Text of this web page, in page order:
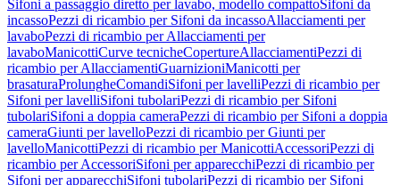
Sifoni a passaggio diretto per lavabo, modello compattoSifoni da
incassoPezzi di ricambio per Sifoni da incassoAllacciamenti per
lavaboPezzi di ricambio per Allacciamenti per
lavaboManicottiCurve tecnicheCopertureAllacciamentiPezzi di
ricambio per AllacciamentiGuarnizioniManicotti per
brasaturaProlungheComandiSifoni per lavelliPezzi di ricambio per
Sifoni per lavelliSifoni tubolariPezzi di ricambio per Sifoni
tubolariSifoni a doppia cameraPezzi di ricambio per Sifoni a doppia
cameraGiunti per lavelloPezzi di ricambio per Giunti per
lavelloManicottiPezzi di ricambio per ManicottiAccessoriPezzi di
ricambio per AccessoriSifoni per apparecchiPezzi di ricambio per
Sifoni per apparecchiSifoni tubolariPezzi di ricambio per Sifoni